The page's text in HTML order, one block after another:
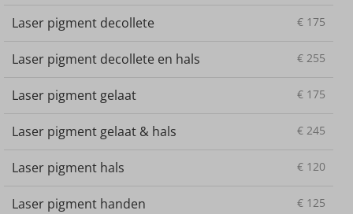
Laser pigment decollete € 175
Laser pigment decollete en hals € 255
Laser pigment gelaat € 175
Laser pigment gelaat & hals € 245
Laser pigment hals € 120
Laser pigment handen € 125